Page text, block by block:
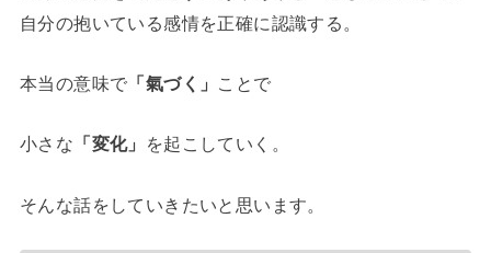
自分の抱いている感情を正確に認識する。
本当の意味で 「氣づく」 ことで
小さな 「変化」 を起こしていく。
そんな話をしていきたいと思います。